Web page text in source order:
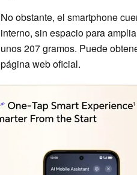
No obstante, el smartphone
interno, sin espacio para
unos 207 gramos. Puede
página web oficial.